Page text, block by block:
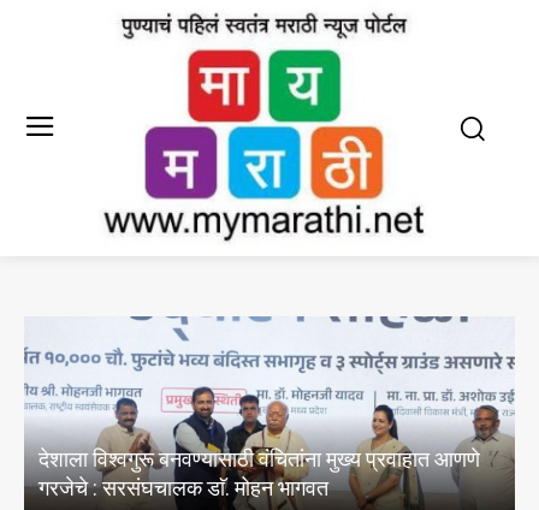
प्रवाहात आणणे
E20 पेट्रोल मधील पाण्याचे अभिसरण आणि
अस्तित्वासंबंधी तेल विपणन कंपन्यांनी केल्या